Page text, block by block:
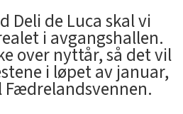
Deli de Luca skal vi
i avgangshallen.
over nyttår, så det vil
i løpet av januar,